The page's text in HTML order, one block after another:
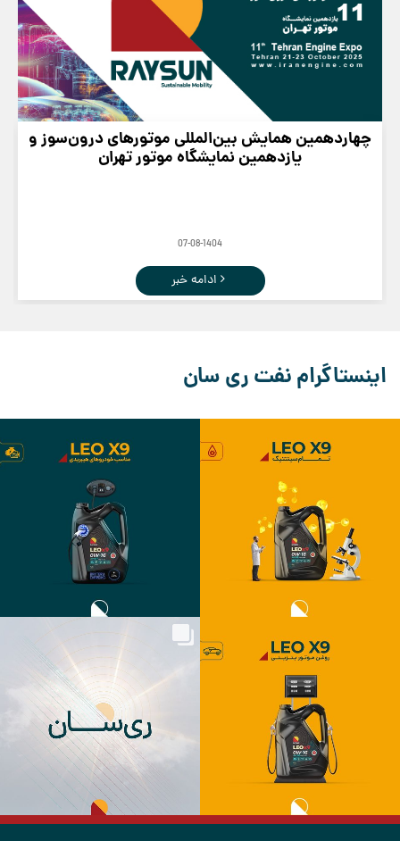
چهاردهمین همایش بین‌المللی موتورهای درون‌سوز و
یازدهمین نمایشگاه موتور تهران
07-08-1404
ادامه خبر
اینستاگرام نفت ری سان